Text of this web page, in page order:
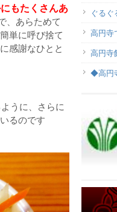
もたくさんあ
、あらためて
単に呼び捨て
感謝なひとと
うに、さらに
るのです
ぐる
高円寺
高円寺
◆高円